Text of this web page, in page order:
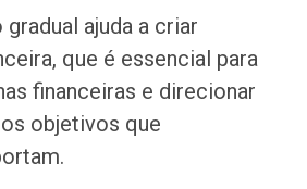
ajuda a criar
que é essencial para
financeiras e direcionar
objetivos que